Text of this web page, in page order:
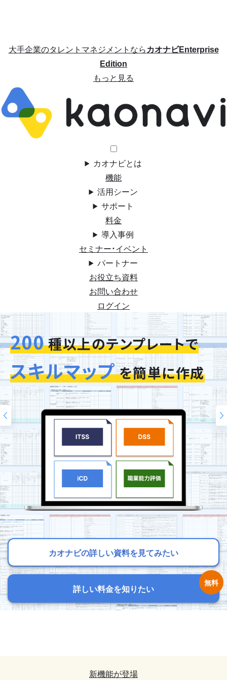
大手企業のタレントマネジメントならカオナビEnterprise
Edition
もっと見る
カオナビとは
機能
活用シーン
サポート
料金
導入事例
セミナー・イベント
パートナー
お役立ち資料
お問い合わせ
ログイン
カオナビの詳しい資料を見てみたい
詳しい料金を知りたい
200
スキルマップ
カオナビの詳しい資料を見てみたい
詳しい料金を知りたい
今お使いの評価シートを
そのまま再現
カオナビの詳しい資料を見てみたい
詳しい料金を知りたい
新機能が登場